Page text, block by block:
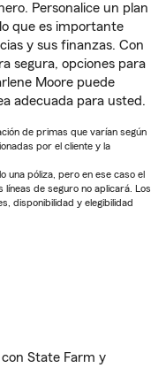
Personalice un plan
que es importante
y sus finanzas. Con
segura, opciones para
Moore puede
adecuada para usted.
de primas que varían según
por el cliente y la
una póliza, pero en ese caso el
de seguro no aplicará. Los
disponibilidad y elegibilidad
State Farm y